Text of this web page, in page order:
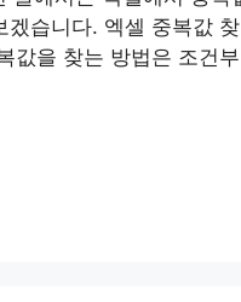
겠습니다. 엑셀 중복값
값을 찾는 방법은 조건